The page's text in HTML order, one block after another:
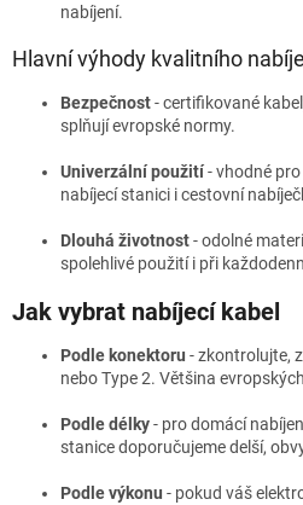
nabíjení.
Hlavní výhody kvalitního
Bezpečnost- certifikované
splňují evropské normy.
Univerzální použití- vhodné
nabíjecí stanici i cestovní
Dlouhá životnost- odolné
spolehlivé použití i při
Jak vybrat nabíjecí kabel
Podle konektoru - zkontrolujte,
nebo Type 2. Většina
Podle délky- pro domácí
stanice doporučujeme delší,
Podle výkonu - pokud váš